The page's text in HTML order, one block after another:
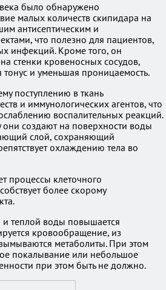
было обнаружено
малых количеств скипидара на
антисептическим и
что полезно для пациентов,
инфекций. Кроме того, он
стенки кровеносных сосудов,
тонус и уменьшая проницаемость.
поступлению в ткань
и иммунологических агентов, что
воспалительных реакций.
создают на поверхности воды
слой, сохраняющий
охлаждению тела во
процессы клеточного
более скорому
и теплой воды повышается
кровообращение, из
метаболиты. При этом
покалывание или небольшое
при этом быть не должно.